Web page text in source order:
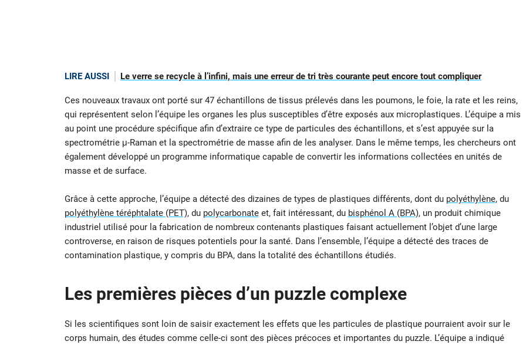
LIRE AUSSI Le verre se recycle à l’infini, mais une erreur de tri très courante peut encore tout compliquer
Ces nouveaux travaux ont porté sur 47 échantillons de tissus prélevés dans les poumons, le foie, la rate et les reins,
qui représentent selon l’équipe les organes les plus susceptibles d’être exposés aux microplastiques. L’équipe a mis
au point une procédure spécifique afin d’extraire ce type de particules des échantillons, et s’est appuyée sur la
spectrométrie μ-Raman et la spectrométrie de masse afin de les analyser. Dans le même temps, les chercheurs ont
également développé un programme informatique capable de convertir les informations collectées en unités de
masse et de surface.
Grâce à cette approche, l’équipe a détecté des dizaines de types de plastiques différents, dont du polyéthylène, du
polyéthylène téréphtalate (PET), du polycarbonateet, fait intéressant, du bisphénol A (BPA), un produit chimique
industriel utilisé pour la fabrication de nombreux contenants plastiques faisant actuellement l’objet d’une large
controverse, en raison de risques potentiels pour la santé. Dans l’ensemble, l’équipe a détecté des traces de
contamination plastique, y compris du BPA, dans la totalité des échantillons étudiés.
Les premières pièces d’un puzzle complexe
Si les scientifiques sont loin de saisir exactement les effets que les particules de plastique pourraient avoir sur le
corps humain, des études comme celle-ci sont des pièces précoces et importantes du puzzle. L’équipe a indiqué